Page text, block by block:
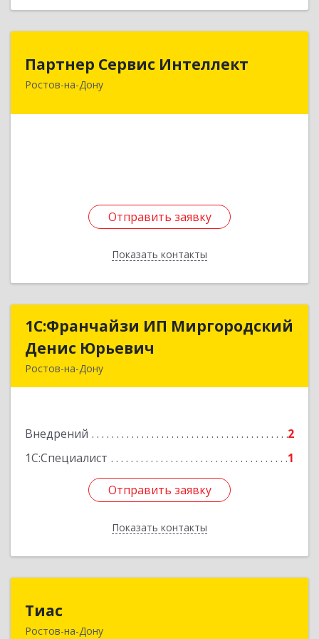
Партнер Сервис Интеллект
Ростов-на-Дону
Отправить заявку
Показать контакты
344038, Ростовская обл, Ростов-на-Дону г,
Отправить заявку
Назад
1С:Франчайзи ИП Миргородский
Денис Юрьевич
Ростов-на-Дону
Внедрений
2
1С:Специалист
1
Отправить заявку
Показать контакты
1С:Франчайзи ИП Миргородский
Подробнее
Отправить заявку
Назад
Тиас
Ростов-на-Дону
344022, Ростовская обл, Ростов-на-Дону г,